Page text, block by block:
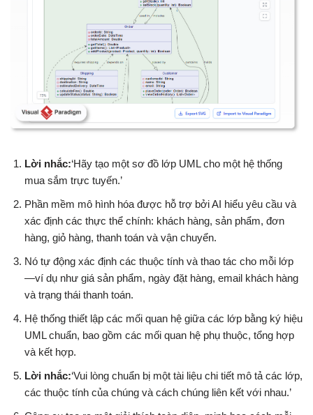
Lời nhắc:‘Hãy tạo một sơ đồ lớp UML cho một hệ thống
mua sắm trực tuyến.’
Phần mềm mô hình hóa được hỗ trợ bởi AI hiểu yêu cầu và
xác định các thực thể chính: khách hàng, sản phẩm, đơn
hàng, giỏ hàng, thanh toán và vận chuyển.
Nó tự động xác định các thuộc tính và thao tác cho mỗi lớp
—ví dụ như giá sản phẩm, ngày đặt hàng, email khách hàng
và trạng thái thanh toán.
Hệ thống thiết lập các mối quan hệ giữa các lớp bằng ký hiệu
UML chuẩn, bao gồm các mối quan hệ phụ thuộc, tổng hợp
và kết hợp.
Lời nhắc:‘Vui lòng chuẩn bị một tài liệu chi tiết mô tả các lớp,
các thuộc tính của chúng và cách chúng liên kết với nhau.’